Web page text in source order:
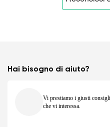
Hai bisogno di aiuto?
Vi prestiamo i giusti
che vi interessa.